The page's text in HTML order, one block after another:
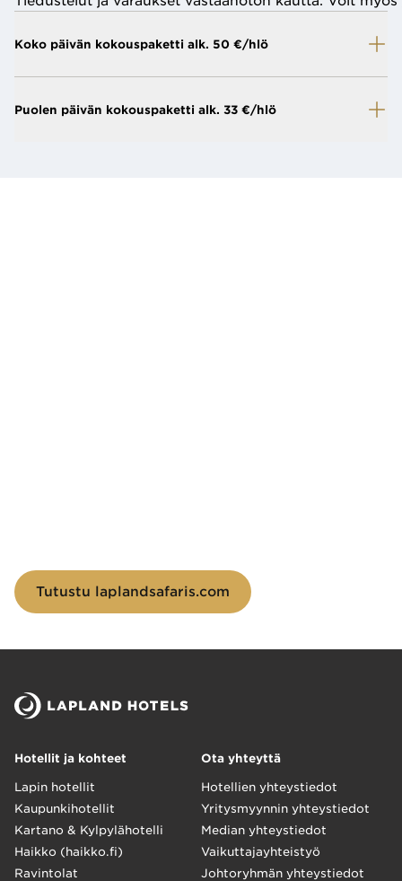
Koko päivän kokouspaketti alk. 50 €/hlö
Puolen päivän kokouspaketti alk. 33 €/hlö
Tutustu laplandsafaris.com
Hotellit ja kohteet
Lapin hotellit
Kaupunkihotellit
Kartano & Kylpylähotelli
Haikko (haikko.fi)
Ravintolat
Ota yhteyttä
Hotellien yhteystiedot
Yritysmyynnin yhteystiedot
Median yhteystiedot
Vaikuttajayhteistyö
Johtoryhmän yhteystiedot